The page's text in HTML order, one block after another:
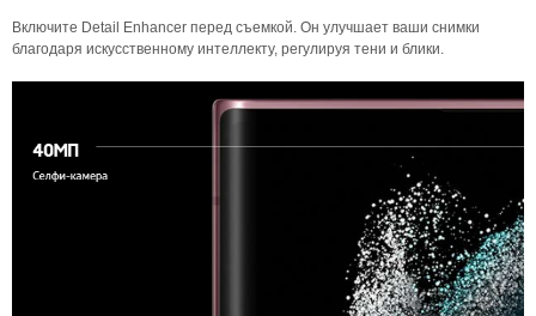
Включите Detail Enhancer перед съемкой. Он улучшает ваши снимки
благодаря искусственному интеллекту, регулируя тени и блики.